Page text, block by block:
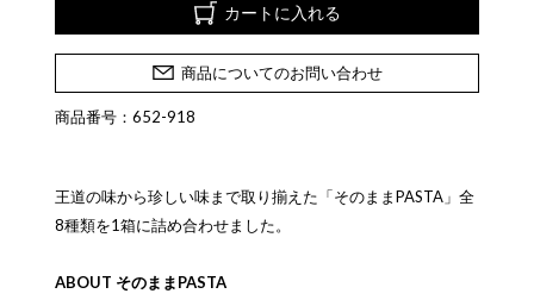
カートに入れる
商品についてのお問い合わせ
商品番号：652-918
王道の味から珍しい味まで取り揃えた「そのままPASTA」全
8種類を1箱に詰め合わせました。
ABOUT そのままPASTA